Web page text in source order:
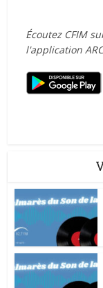
Écoutez CFIM
l'application